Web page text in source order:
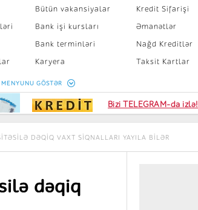
Bütün vakansiyalar
Bank işi kursları
Bank terminləri
Karyera
Peşakar inkişaf
Kredit Sifarişi
Əmanətlər
Nağd Kreditlər
Taksit Kartlar
Kart sifarişi
GÖSTƏR
Bizi TELEGRAM-da izlə!
DƏQIQ VAXT SIQNALLARI YAYILA BILƏR
dəqiq